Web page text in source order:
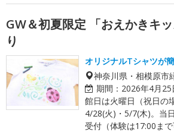
GW＆初夏限定 「おえかきキ
り
オリジナルTシャツが
神奈川県・相模原市
期間： 2026年4月
館日は火曜日（祝日の
4/28(火)・5/7(木)。当
受付（体験は17:00まで